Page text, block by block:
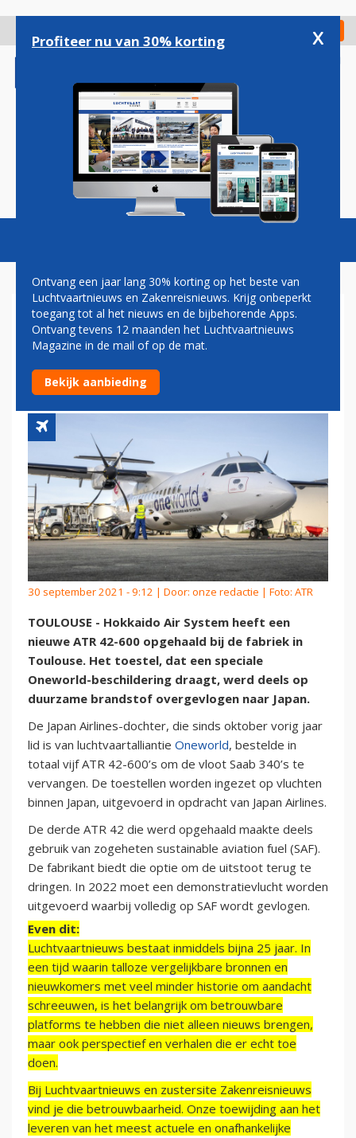
gaan
Check in
Magazine Podcasts Vacatures
HOKKAIDO AIR SYSTEM
VLIEGT NIEUWE ATR
DUURZAAM NAAR HUIS
30 september 2021 - 9:12 | Door: onze redactie | Foto: ATR
TOULOUSE - Hokkaido Air System heeft een
nieuwe ATR 42-600 opgehaald bij de fabriek in
Toulouse. Het toestel, dat een speciale
Oneworld-beschildering draagt, werd deels op
duurzame brandstof overgevlogen naar Japan.
De Japan Airlines-dochter, die sinds oktober vorig jaar
lid is van luchtvaartalliantie Oneworld, bestelde in
totaal vijf ATR 42-600’s om de vloot Saab 340’s te
vervangen. De toestellen worden ingezet op vluchten
binnen Japan, uitgevoerd in opdracht van Japan Airlines.
De derde ATR 42 die werd opgehaald maakte deels
gebruik van zogeheten sustainable aviation fuel (SAF).
De fabrikant biedt die optie om de uitstoot terug te
dringen. In 2022 moet een demonstratievlucht worden
uitgevoerd waarbij volledig op SAF wordt gevlogen.
Even dit:
Luchtvaartnieuws bestaat inmiddels bijna 25 jaar. In
een tijd waarin talloze vergelijkbare bronnen en
nieuwkomers met veel minder historie om aandacht
schreeuwen, is het belangrijk om betrouwbare
platforms te hebben die niet alleen nieuws brengen,
maar ook perspectief en verhalen die er echt toe
doen.
Bij Luchtvaartnieuws en zustersite Zakenreisnieuws
vind je die betrouwbaarheid. Onze toewijding aan het
leveren van het meest actuele en onafhankelijke
Profiteer nu van 30% korting x
Ontvang een jaar lang 30% korting op het beste van
Luchtvaartnieuws en Zakenreisnieuws. Krijg onbeperkt
toegang tot al het nieuws en de bijbehorende Apps.
Ontvang tevens 12 maanden het Luchtvaartnieuws
Magazine in de mail of op de mat.
Bekijk aanbieding